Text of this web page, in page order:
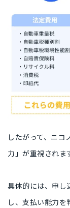
したがって、ニ
力」が重視されま
具体的には、申し
し、支払い能力を